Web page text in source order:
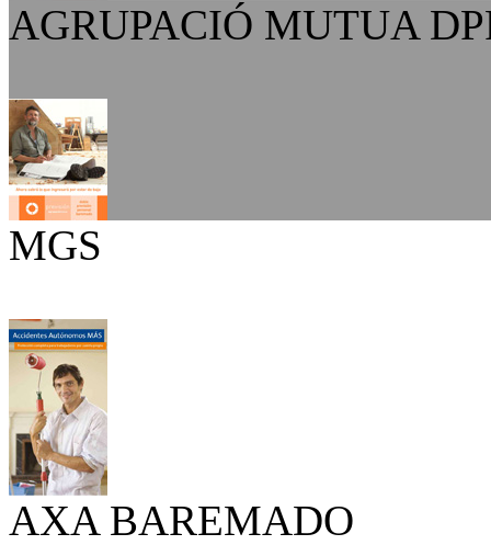
AGRUPACIÓ MUTUA
MGS
AXA BAREMADO